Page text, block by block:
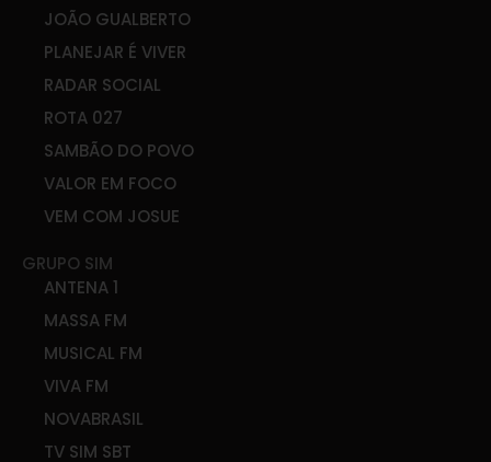
JOÃO GUALBERTO
PLANEJAR É VIVER
RADAR SOCIAL
ROTA 027
SAMBÃO DO POVO
VALOR EM FOCO
VEM COM JOSUE
GRUPO SIM
ANTENA 1
MASSA FM
MUSICAL FM
VIVA FM
NOVABRASIL
TV SIM SBT